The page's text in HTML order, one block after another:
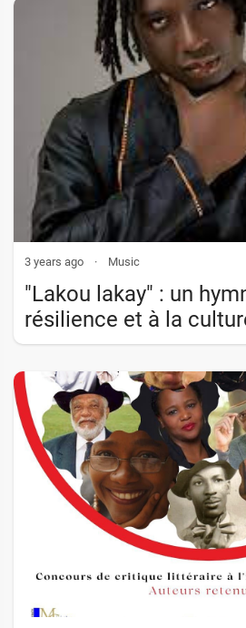
3 years ago · Music
"Lakou lakay" : un
résilience et à la
dénonçant les maux
par l�